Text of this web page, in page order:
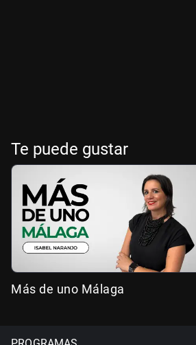
Te puede gustar
Más de uno Málaga